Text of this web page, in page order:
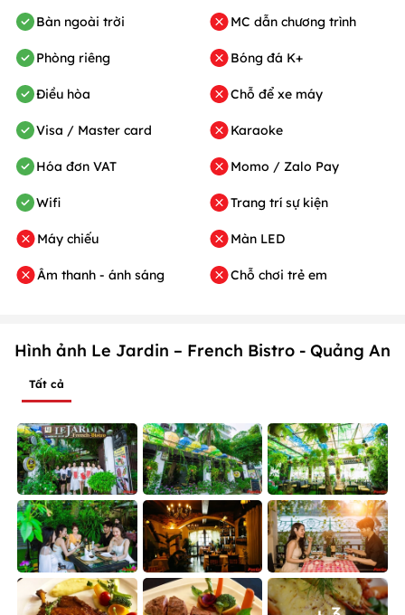
Bàn ngoài trời
Phòng riêng
Điều hòa
Visa / Master card
Hóa đơn VAT
Wifi
Máy chiếu
Âm thanh - ánh sáng
MC dẫn chương trình
Bóng đá K+
Chỗ để xe máy
Karaoke
Momo / Zalo Pay
Trang trí sự kiện
Màn LED
Chỗ chơi trẻ em
Hình ảnh Le Jardin – French Bistro - Quảng An
Tất cả